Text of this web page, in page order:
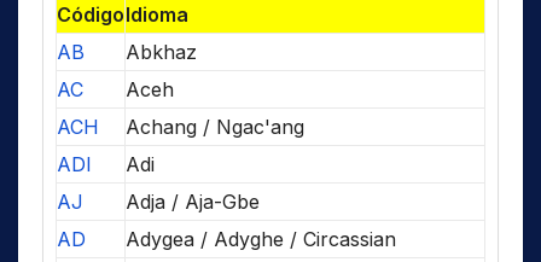
CódigoIdioma
AB
Abkhaz
AC
Aceh
ACH
Achang / Ngac'ang
ADI
Adi
AJ
Adja / Aja-Gbe
AD
Adygea / Adyghe / Circassian